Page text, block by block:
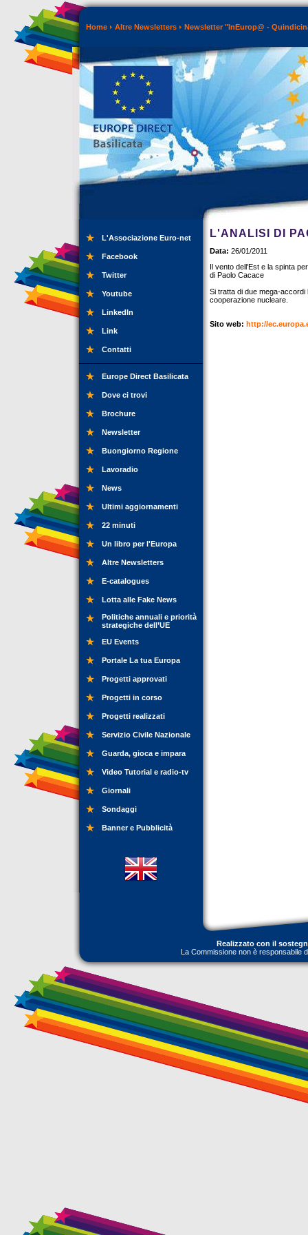
Home Altre Newsletters Newsletter "InEurop@ -
L'Associazione Euro-net
Facebook
Twitter
Youtube
LinkedIn
Link
Contatti
Europe Direct Basilicata
Dove ci trovi
Brochure
Newsletter
Buongiorno Regione
Lavoradio
News
Ultimi aggiornamenti
22 minuti
Un libro per l'Europa
Altre Newsletters
E-catalogues
Lotta alle Fake News
Politiche annuali e priorità
strategiche dell’UE
EU Events
Portale La tua Europa
Progetti approvati
Progetti in corso
Progetti realizzati
Servizio Civile Nazionale
Guarda, gioca e impara
Video Tutorial e radio-tv
Giornali
Sondaggi
Banner e Pubblicità
L'ANALISI DI
Data: 26/01/2011
Il vento dell'Est e la spinta
di Paolo Cacace
Si tratta di due mega-accordi
cooperazione nucleare.
Sito web: http://
Realizzato con il
La Commissione non è responsabile